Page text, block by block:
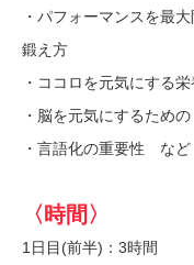
・パフォーマンスを最
鍛え方
・ココロを元気にする
・脳を元気にするため
・言語化の重要性 など
〈時間〉
1日目(前半)：3時間